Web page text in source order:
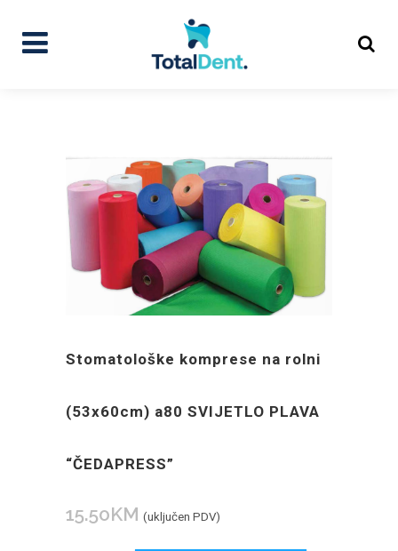
Stomatološke komprese na rolni
(53x60cm) a80 SVIJETLO PLAVA
“ČEDAPRESS”
15.50KM (uključen PDV)